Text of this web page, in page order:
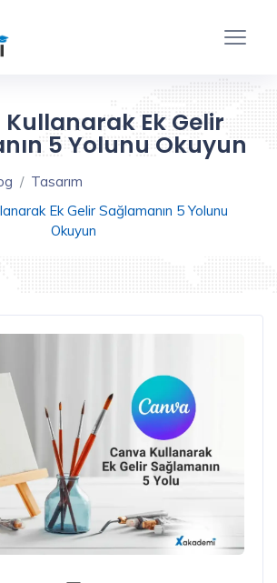
Ek Gelir
5 Yolunu Okuyun
Tasarım
Ek Gelir Sağlamanın 5 Yolunu
Okuyun